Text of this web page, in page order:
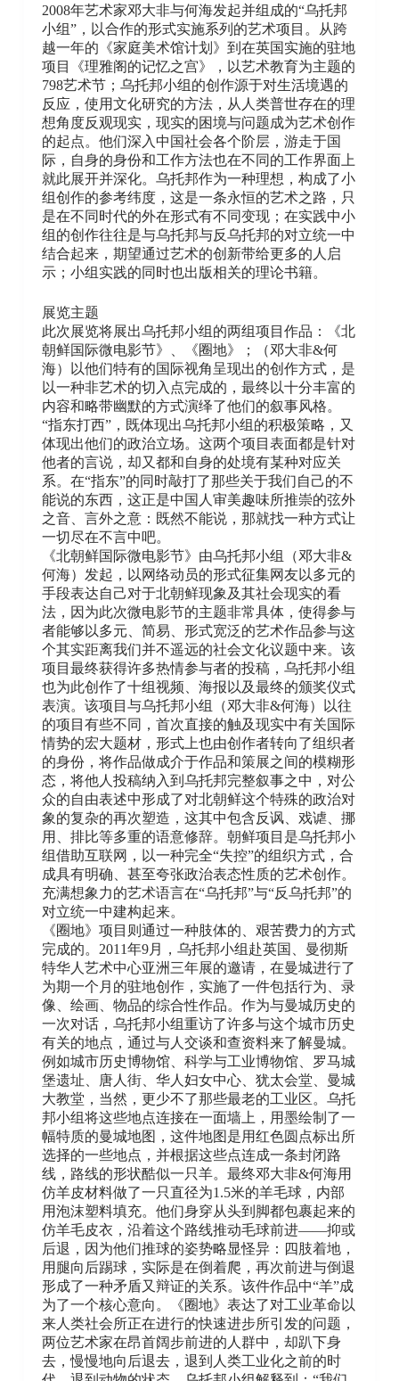
2008年艺术家邓大非与何海发起并组成的“乌托邦
小组”，以合作的形式实施系列的艺术项目。从跨
越一年的《家庭美术馆计划》到在英国实施的驻地
项目《理雅阁的记忆之宫》，以艺术教育为主题的
798艺术节；乌托邦小组的创作源于对生活境遇的
反应，使用文化研究的方法，从人类普世存在的理
想角度反观现实，现实的困境与问题成为艺术创作
的起点。他们深入中国社会各个阶层，游走于国
际，自身的身份和工作方法也在不同的工作界面上
就此展开并深化。乌托邦作为一种理想，构成了小
组创作的参考纬度，这是一条永恒的艺术之路，只
是在不同时代的外在形式有不同变现；在实践中小
组的创作往往是与乌托邦与反乌托邦的对立统一中
结合起来，期望通过艺术的创新带给更多的人启
示；小组实践的同时也出版相关的理论书籍。
展览主题
此次展览将展出乌托邦小组的两组项目作品：《北
朝鲜国际微电影节》、《圈地》；（邓大非&何
海）以他们特有的国际视角呈现出的创作方式，是
以一种非艺术的切入点完成的，最终以十分丰富的
内容和略带幽默的方式演绎了他们的叙事风格。
“指东打西”，既体现出乌托邦小组的积极策略，又
体现出他们的政治立场。这两个项目表面都是针对
他者的言说，却又都和自身的处境有某种对应关
系。在“指东”的同时敲打了那些关于我们自己的不
能说的东西，这正是中国人审美趣味所推崇的弦外
之音、言外之意：既然不能说，那就找一种方式让
一切尽在不言中吧。
《北朝鲜国际微电影节》由乌托邦小组（邓大非&
何海）发起，以网络动员的形式征集网友以多元的
手段表达自己对于北朝鲜现象及其社会现实的看
法，因为此次微电影节的主题非常具体，使得参与
者能够以多元、简易、形式宽泛的艺术作品参与这
个其实距离我们并不遥远的社会文化议题中来。该
项目最终获得许多热情参与者的投稿，乌托邦小组
也为此创作了十组视频、海报以及最终的颁奖仪式
表演。该项目与乌托邦小组（邓大非&何海）以往
的项目有些不同，首次直接的触及现实中有关国际
情势的宏大题材，形式上也由创作者转向了组织者
的身份，将作品做成介于作品和策展之间的模糊形
态，将他人投稿纳入到乌托邦完整叙事之中，对公
众的自由表述中形成了对北朝鲜这个特殊的政治对
象的复杂的再次塑造，这其中包含反讽、戏谑、挪
用、排比等多重的语意修辞。朝鲜项目是乌托邦⼩
组借助互联网，以一种完全“失控”的组织方式，合
成具有明确、甚至夸张政治表态性质的艺术创作。
充满想象力的艺术语言在“乌托邦”与“反乌托邦”的
对立统一中建构起来。
《圈地》项目则通过一种肢体的、艰苦费力的方式
完成的。2011年9月，乌托邦小组赴英国、曼彻斯
特华人艺术中心亚洲三年展的邀请，在曼城进行了
为期一个月的驻地创作，实施了一件包括行为、录
像、绘画、物品的综合性作品。作为与曼城历史的
一次对话，乌托邦小组重访了许多与这个城市历史
有关的地点，通过与人交谈和查资料来了解曼城。
例如城市历史博物馆、科学与工业博物馆、罗马城
堡遗址、唐人街、华人妇女中心、犹太会堂、曼城
大教堂，当然，更少不了那些最老的工业区。乌托
邦小组将这些地点连接在一面墙上，用墨绘制了一
幅特质的曼城地图，这件地图是用红色圆点标出所
选择的一些地点，并根据这些点连成一条封闭路
线，路线的形状酷似一只羊。最终邓大非&何海用
仿羊皮材料做了一只直径为1.5米的羊毛球，内部
用泡沫塑料填充。他们身穿从头到脚都包裹起来的
仿羊毛皮衣，沿着这个路线推动毛球前进——抑或
后退，因为他们推球的姿势略显怪异：四肢着地，
用腿向后踢球，实际是在倒着爬，再次前进与倒退
形成了一种矛盾又辩证的关系。该件作品中“羊”成
为了一个核心意向。《圈地》表达了对工业革命以
来人类社会所正在进⾏的快速进步所引发的问题，
两位艺术家在昂首阔步前进的人群中，却趴下身
去，慢慢地向后退去，退到⼈类⼯业化之前的时